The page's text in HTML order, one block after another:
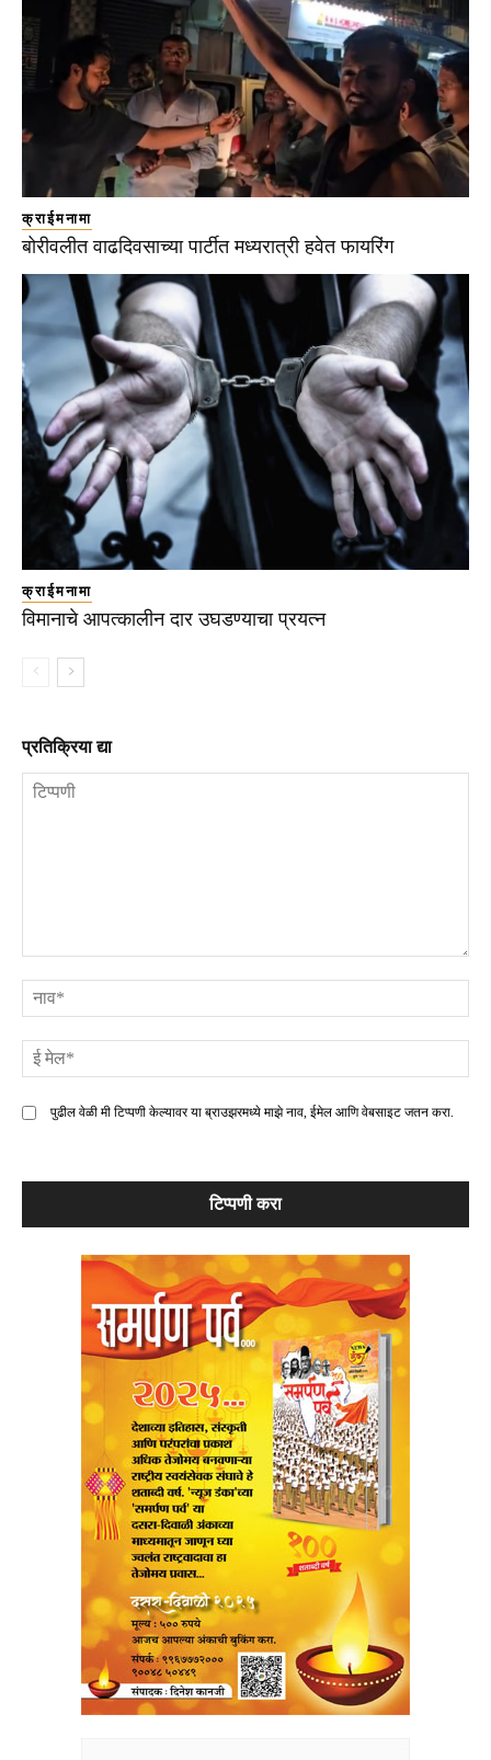
क्राईमनामा
बोरीवलीत वाढदिवसाच्या पार्टीत मध्यरात्री हवेत फायरिंग
क्राईमनामा
विमानाचे आपत्कालीन दार उघडण्याचा प्रयत्न
प्रतिक्रिया द्या
पुढील वेळी मी टिप्पणी केल्यावर या ब्राउझरमध्ये माझे नाव, ईमेल आणि वेबसाइट जतन करा.